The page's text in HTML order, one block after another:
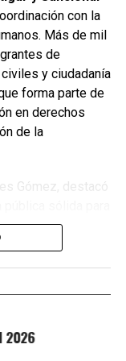
paso firme hacia
económico y
de la
puertos que
para las
con la
Más de mil
de
y ciudadanía
forma parte de
en derechos
de la
Gómez, destacó
coordinado
Estatal para la
ha
para fortalecer
respeto a la
.